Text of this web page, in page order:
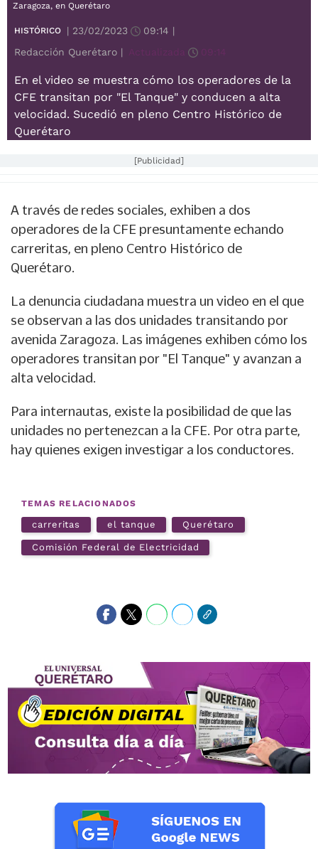
Zaragoza, en Querétaro
HISTÓRICO | 23/02/2023 09:14 |
Redacción Querétaro |
Actualizada 09:14
En el video se muestra cómo los operadores de la
CFE transitan por "El Tanque" y conducen a alta
velocidad. Sucedió en pleno Centro Histórico de
Querétaro
[Publicidad]
A través de redes sociales, exhiben a dos
operadores de la CFE presuntamente echando
carreritas, en pleno Centro Histórico de
Querétaro.
La denuncia ciudadana muestra un video en el que
se observan a las dos unidades transitando por
avenida Zaragoza. Las imágenes exhiben cómo los
operadores transitan por "El Tanque" y avanzan a
alta velocidad.
Para internautas, existe la posibilidad de que las
unidades no pertenezcan a la CFE. Por otra parte,
hay quienes exigen investigar a los conductores.
TEMAS RELACIONADOS
carreritas el tanque Querétaro
Comisión Federal de Electricidad